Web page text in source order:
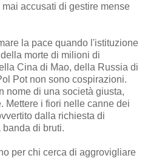
accusati di gestire mense
la pace quando l'istituzione
morte di milioni di
Cina di Mao, della Russia di
Pot non sono cospirazioni.
nome di una società giusta,
Mettere i fiori nelle canne dei
dalla richiesta di
di bruti.
per chi cerca di aggrovigliare